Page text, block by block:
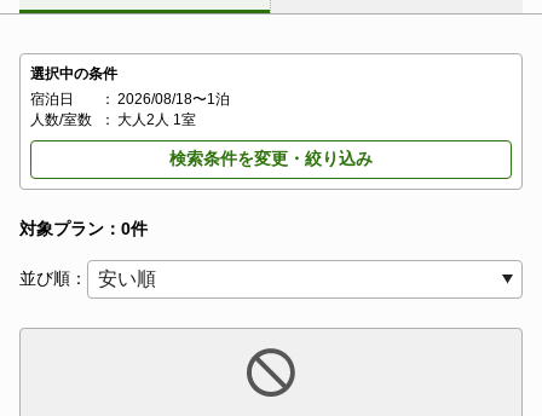
選択中の条件
宿泊日
： 2026/08/18〜1泊
人数/室数
： 大人2人 1室
検索条件を変更・絞り込み
対象プラン：0件
並び順：